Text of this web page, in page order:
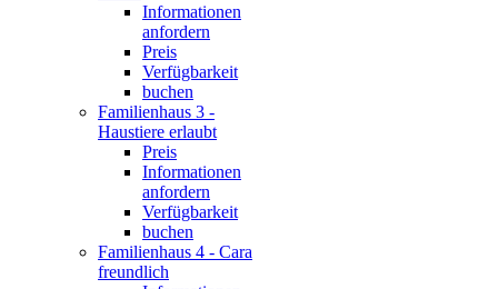
Informationen
anfordern
Preis
Verfügbarkeit
buchen
Familienhaus 3 -
Haustiere erlaubt
Preis
Informationen
anfordern
Verfügbarkeit
buchen
Familienhaus 4 - Cara
freundlich